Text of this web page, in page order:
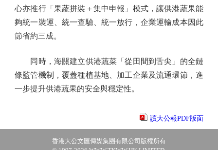
心亦推行「果蔬拼裝＋集中申報」模式，讓供港蔬果能
夠統一裝運、統一查驗、統一放行，企業運輸成本因此
節省約三成。
同時，海關建立供港蔬菜「從田間到舌尖」的全鏈
條監管機制，覆蓋種植基地、加工企業及流通環節，進
一步提升供港蔬果的安全與穩定性。
讀大公報PDF版面
香港大公文匯傳媒集團有限公司版權所有